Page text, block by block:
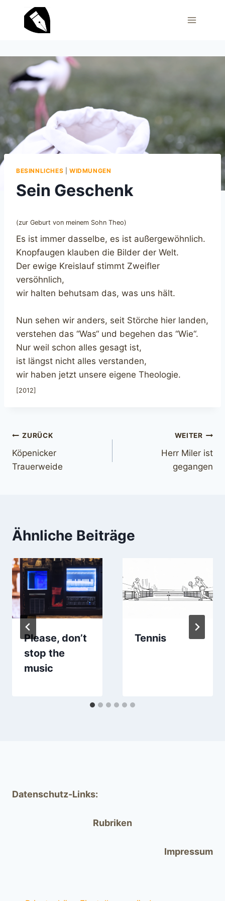
springen
BESINNLICHES WIDMUNGEN
Sein Geschenk
(zur Geburt von meinem Sohn Theo)
Es ist immer dasselbe, es ist außergewöhnlich.
Knopfaugen klauben die Bilder der Welt.
Der ewige Kreislauf stimmt Zweifler
versöhnlich,
wir halten behutsam das, was uns hält.
Nun sehen wir anders, seit Störche hier landen,
verstehen das “Was“ und begehen das “Wie“.
Nur weil schon alles gesagt ist,
ist längst nicht alles verstanden,
wir haben jetzt unsere eigene Theologie.
[2012]
Beitragsnavigation
ZURÜCK
Köpenicker
Trauerweide
WEITER
Herr Miler ist
gegangen
Ähnliche Beiträge
Please, don’t
stop the
music
Tennis
Datenschutz-Links:
Rubriken
Impressum